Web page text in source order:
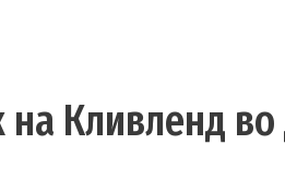
на Кливленд